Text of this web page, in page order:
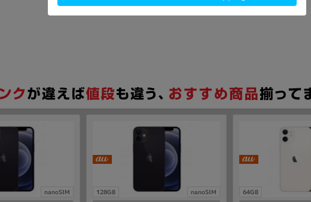
nanoSIM 128GB nanoSIM 64GB